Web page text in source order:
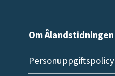
Om Ålandstidningen
Personuppgiftspolicy